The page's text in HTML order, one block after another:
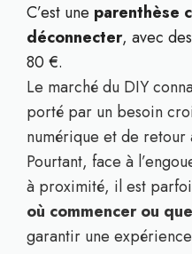
C’est une parenthèse
déconnecter, avec
80 €.
Le marché du DIY
porté par un besoin
numérique et de retour
Pourtant, face à
à proximité, il est
où commencer ou
garantir une